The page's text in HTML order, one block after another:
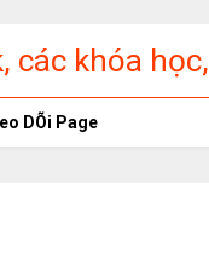
các khóa học,
DÕi Page